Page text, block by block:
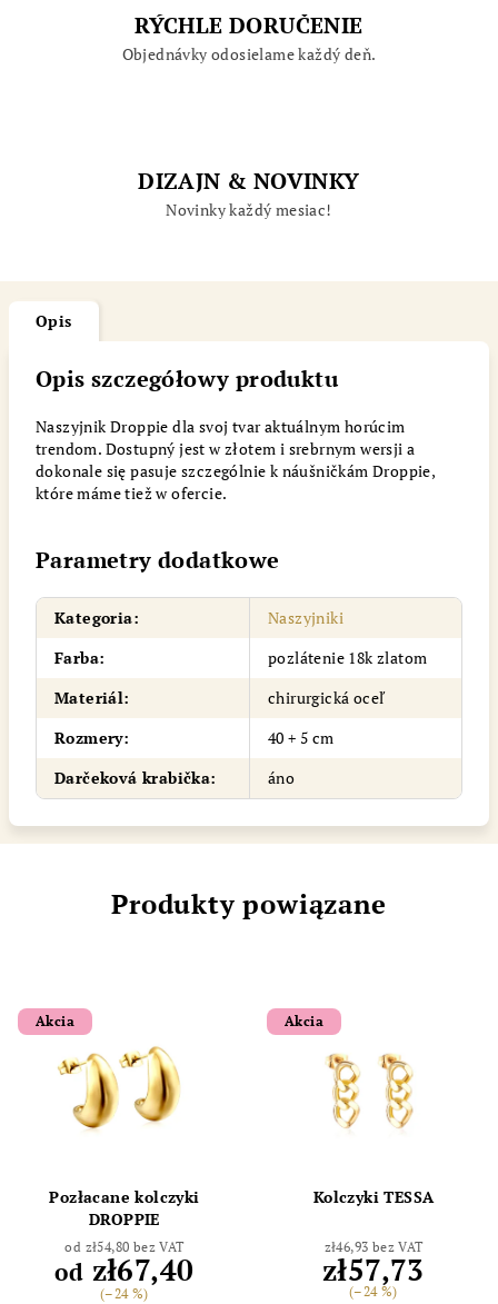
RÝCHLE DORUČENIE
Objednávky odosielame každý deň.
DIZAJN & NOVINKY
Novinky každý mesiac!
Opis
Opis szczegółowy produktu
Naszyjnik Droppie dla svoj tvar aktuálnym horúcim
trendom. Dostupný jest w złotem i srebrnym wersji a
dokonale się pasuje szczególnie k náušničkám Droppie,
które máme tiež w ofercie.
Parametry dodatkowe
Kategoria:
Naszyjniki
Farba:
pozlátenie 18k zlatom
Materiál:
chirurgická oceľ
Rozmery:
40 + 5 cm
Darčeková krabička: áno
Produkty powiązane
Akcia
Pozłacane kolczyki
DROPPIE
od zł54,80 bez VAT
od zł67,40
(–24 %)
Akcia
Kolczyki TESSA
zł46,93 bez VAT
zł57,73
(–24 %)